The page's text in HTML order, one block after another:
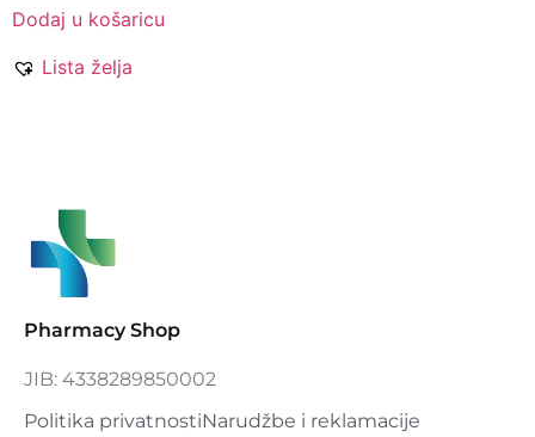
Dodaj u košaricu
Lista želja
Pharmacy Shop
JIB: 4338289850002
Politika privatnostiNarudžbe i reklamacije